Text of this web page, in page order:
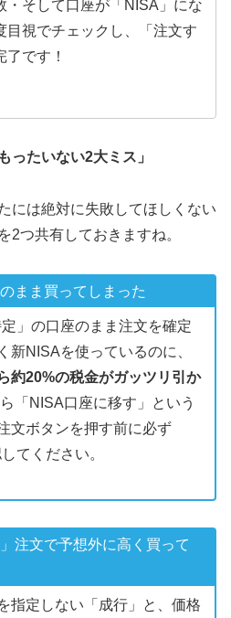
・そして口座が「NISA」にな
目視でチェックし、「注文す
です！
ったいない2大ミス」
には絶対に失敗してほしくない
2つ共有しておきますね。
まま買ってしまった
」の口座のまま注文を確定
新NISAを使っているのに、
約20%の税金がガッツリ引か
「NISA口座に移す」という
文ボタンを押す前に必ず
てください。
注文で予想外に高く買って
指定しない「成行」と、価格